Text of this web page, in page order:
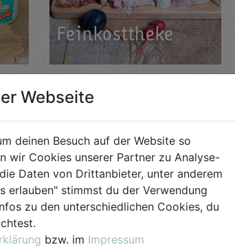
Fein­kost­the­ke
Ge­schenk­ide­en
Webseite
deinen Besuch auf der Website so
wir Cookies unserer Partner zu Analyse-
Daten von Drittanbieter, unter anderem
erlauben" stimmst du der Verwendung
zu den unterschiedlichen Cookies, du
bzw. im Impressum